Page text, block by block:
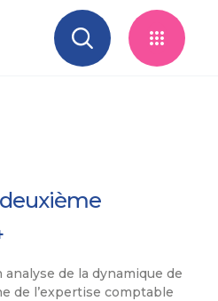
analyse de la dynamique de
de l’expertise comptable